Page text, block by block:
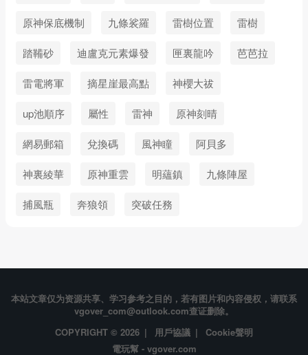
原神保底機制 九條裟羅 雷樹位置 雷樹
踏鞴砂 迪盧克元素爆發 匣裏龍吟 芭芭拉
雷電將軍 摘星崖最高點 神櫻大祓
up池順序 屬性 雷神 原神刻晴
網易郵箱 兌換碼 風神瞳 阿貝多
神裏綾華 原神重雲 明蘊鎮 九條陣屋
捕風瓶 奔狼領 突破任務
本站文章仅为资源共享、学习参考之目的，若有图片和内容侵权，请联系
vgover_com@outlook.com查证删除。
COPYRIGHT © 2026 | 用戶協議 | Cookie聲明
電玩幫 - vgover.com